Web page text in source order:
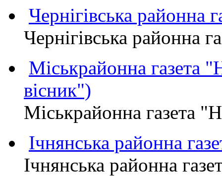
Чернігівська
Чернігівська
Міськрайонна
вісник")
Міськрайонна газета
Ічнянська районна
Ічнянська районна